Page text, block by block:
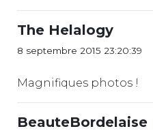
The Helalogy
8 septembre 2015 23:20:39
Magnifiques photos !
BeauteBordelaise